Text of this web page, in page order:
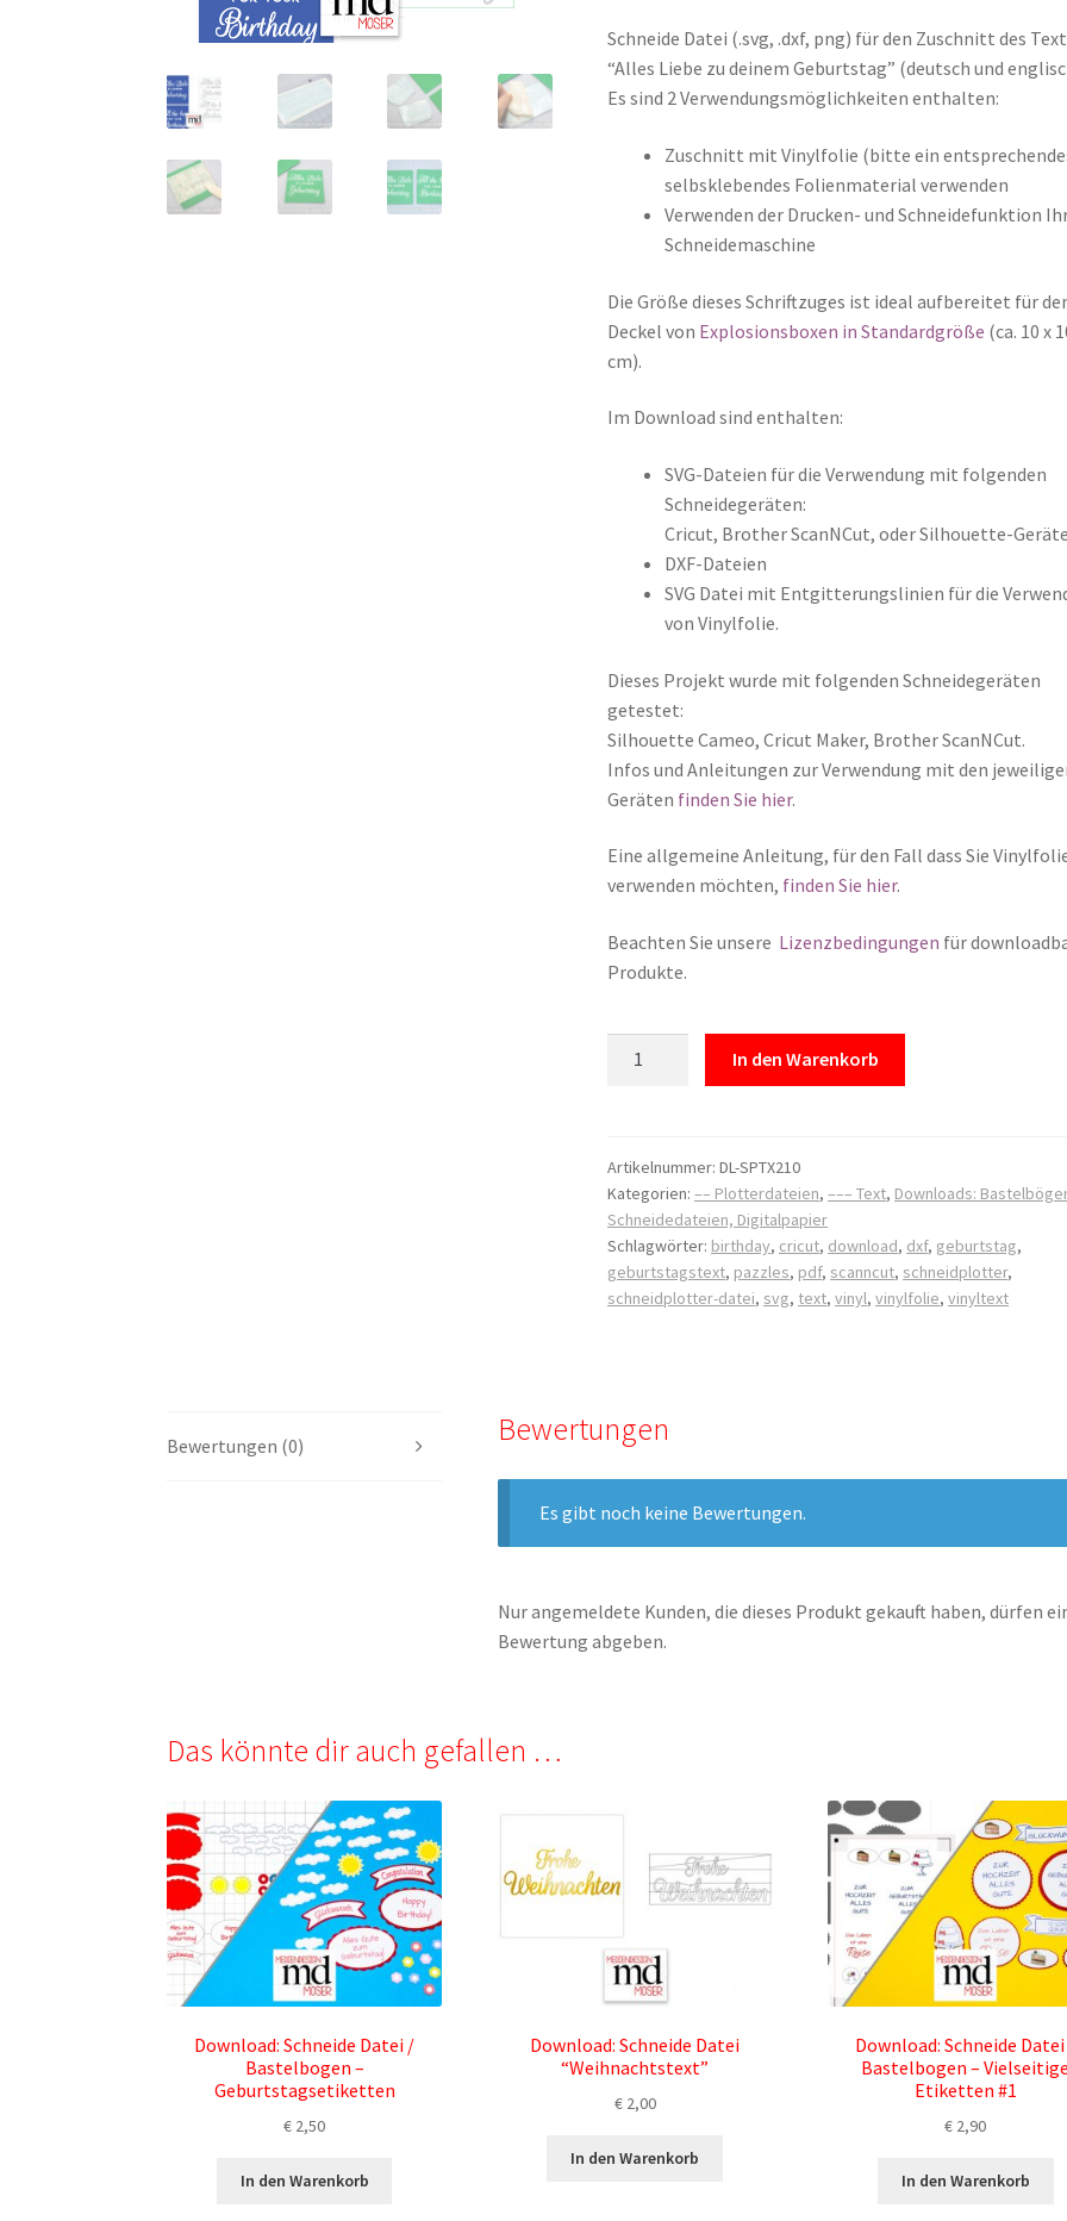
Schneide Datei (.svg, .dxf, png) für den Zuschnitt des
“Alles Liebe zu deinem Geburtstag” (deutsch und
Es sind 2 Verwendungsmöglichkeiten enthalten:
Zuschnitt mit Vinylfolie (bitte ein
selbsklebendes Folienmaterial verwenden
Verwenden der Drucken- und Schneidefunktion
Schneidemaschine
Die Größe dieses Schriftzuges ist ideal aufbereitet für
Deckel von Explosionsboxen in Standardgröße (ca. 10 x
cm).
Im Download sind enthalten:
SVG-Dateien für die Verwendung mit folgenden
Schneidegeräten:
Cricut, Brother ScanNCut, oder Silhouette-
DXF-Dateien
SVG Datei mit Entgitterungslinien für die
von Vinylfolie.
Dieses Projekt wurde mit folgenden Schneidegeräten
getestet:
Silhouette Cameo, Cricut Maker, Brother ScanNCut.
Infos und Anleitungen zur Verwendung mit den
Geräten finden Sie hier.
Eine allgemeine Anleitung, für den Fall dass Sie
verwenden möchten, finden Sie hier.
Beachten Sie unsere Lizenzbedingungen für
Produkte.
Geburtstagstext
Menge
In den Warenkorb
Artikelnummer:DL-SPTX210
Kategorien:–– Plotterdateien,––– Text, Downloads:
Schneidedateien, Digitalpapier
Schlagwörter: birthday, cricut, download, dxf, geburtstag,
geburtstagstext, pazzles, pdf, scanncut, schneidplotter,
schneidplotter-datei, svg, text,vinyl,vinylfolie,vinyltext
Bewertungen (0) Bewertungen
Es gibt noch keine Bewertungen.
Nur angemeldete Kunden, die dieses Produkt gekauft haben, dürfen
Bewertung abgeben.
Das könnte dir auch gefallen …
Download: Schneide Datei /
Bastelbogen –
Geburtstagsetiketten
€ 2,50
In den Warenkorb
Download: Schneide Datei
“Weihnachtstext”
€2,00
In den Warenkorb
Download: Schneide
Bastelbogen –
Etiketten #1
€ 2,90
In den Warenkorb